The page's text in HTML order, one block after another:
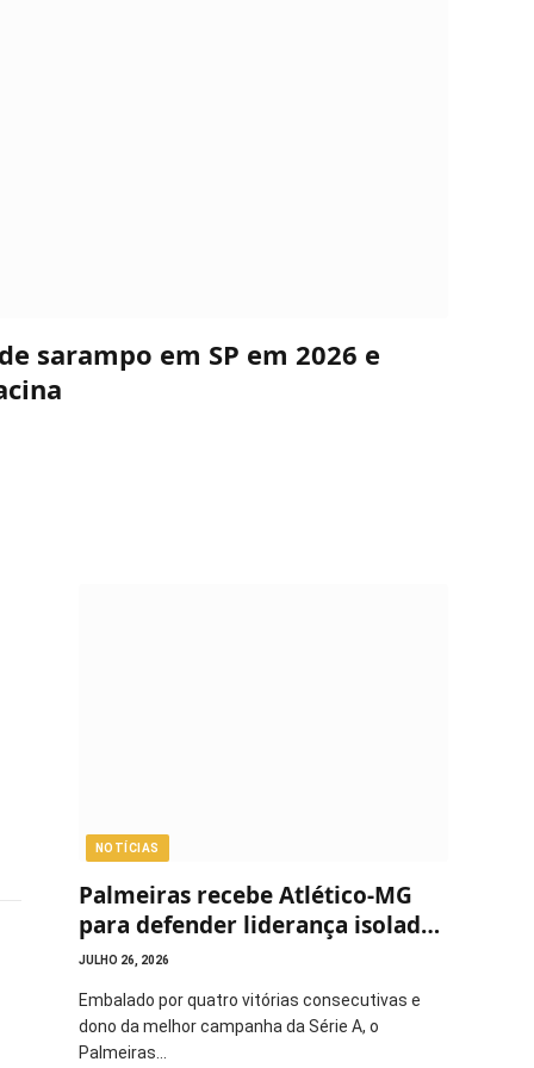
sarampo em SP em 2026 e
NOTÍCIAS
Palmeiras recebe Atlético-MG
para defender liderança isolada
do Brasileirão
JULHO 26, 2026
Embalado por quatro vitórias consecutivas e
dono da melhor campanha da Série A, o
Palmeiras…